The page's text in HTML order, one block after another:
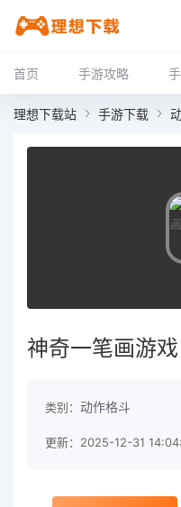
首页 手游攻略
理想下载站 手游下载
神奇一笔画游戏
类别： 动作格斗
更新：2025-12-31